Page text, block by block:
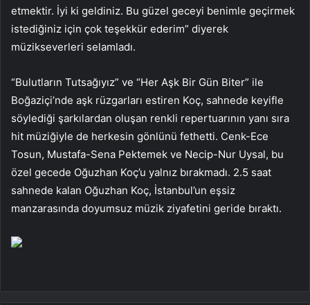
etmektir. İyi ki geldiniz. Bu güzel geceyi benimle geçirmek
istediğiniz için çok teşekkür ederim” diyerek
müzikseverleri selamladı.
“Bulutların Tutsağıyız” ve “Her Aşk Bir Gün Biter” ile
Boğaziçi’nde aşk rüzgarları estiren Koç, sahnede keyifle
söylediği şarkılardan oluşan renkli repertuarının yanı sıra
hit müziğiyle de herkesin gönlünü fethetti. Cenk-Ece
Tosun, Mustafa-Sena Pektemek ve Necip-Nur Uysal, bu
özel gecede Oğuzhan Koç’u yalnız bırakmadı. 2.5 saat
sahnede kalan Oğuzhan Koç, İstanbul’un eşsiz
manzarasında doyumsuz müzik ziyafetini geride bıraktı.